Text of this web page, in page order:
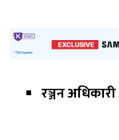
रञ्जन अधिकारी